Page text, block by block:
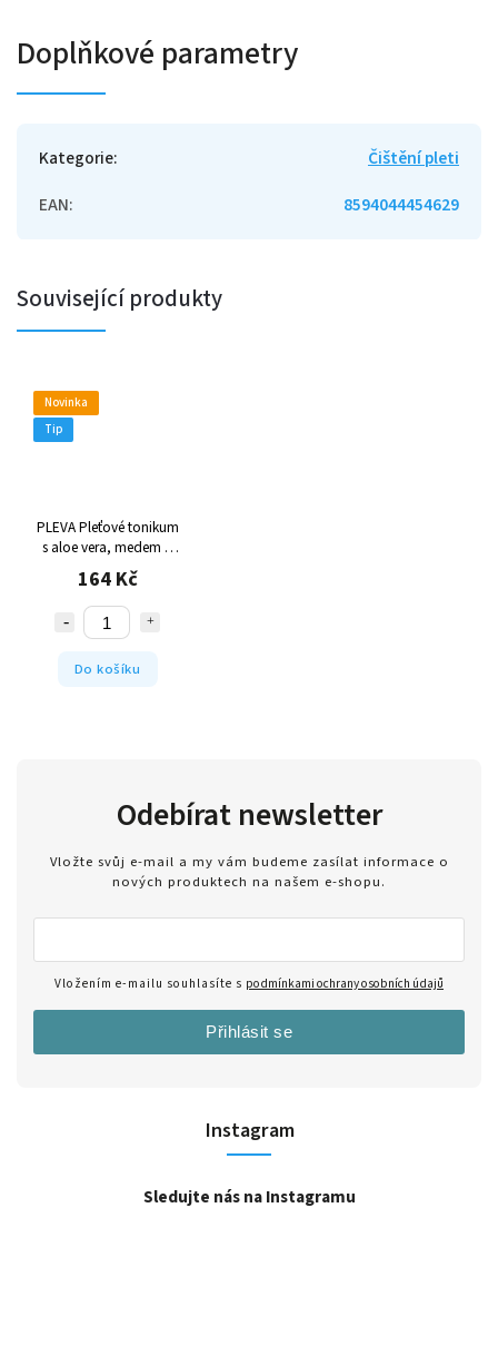
Doplňkové parametry
Kategorie:
Čištění pleti
EAN: 8594044454629
Související produkty
Novinka
Tip
PLEVA Pleťové tonikum
s aloe vera, medem a
propolisem 200 g
164 Kč
Do košíku
Instagram
Sledujte nás na Instagramu
Odebírat newsletter
Vložte svůj e-mail a my vám budeme zasílat informace o
nových produktech na našem e-shopu.
Vložením e-mailu souhlasíte s podmínkami ochrany osobních údajů
Přihlásit se